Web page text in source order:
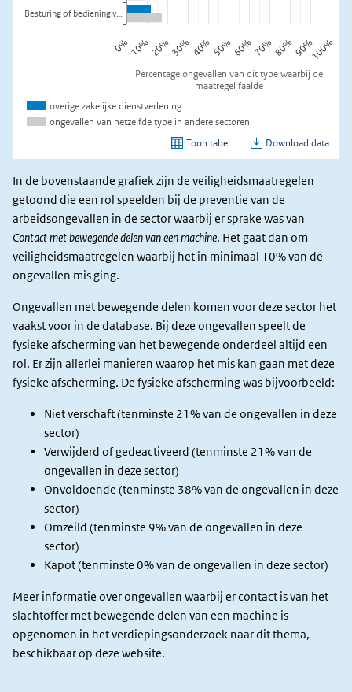
In de bovenstaande grafiek zijn de veiligheidsmaatregelen
getoond die een rol speelden bij de preventie van de
arbeidsongevallen in de sector waarbij er sprake was van
Contact met bewegende delen van een machine. Het gaat dan om
veiligheidsmaatregelen waarbij het in minimaal 10% van de
ongevallen mis ging.
Ongevallen met bewegende delen komen voor deze sector het
vaakst voor in de database. Bij deze ongevallen speelt de
fysieke afscherming van het bewegende onderdeel altijd een
rol. Er zijn allerlei manieren waarop het mis kan gaan met deze
fysieke afscherming. De fysieke afscherming was bijvoorbeeld:
Niet verschaft (tenminste 21% van de ongevallen in deze
sector)
Verwijderd of gedeactiveerd (tenminste 21% van de
ongevallen in deze sector)
Onvoldoende (tenminste 38% van de ongevallen in deze
sector)
Omzeild (tenminste 9% van de ongevallen in deze
sector)
Kapot (tenminste 0% van de ongevallen in deze sector)
Meer informatie over ongevallen waarbij er contact is van het
slachtoffer met bewegende delen van een machine is
opgenomen in het verdiepingsonderzoek naar dit thema,
beschikbaar op deze website.